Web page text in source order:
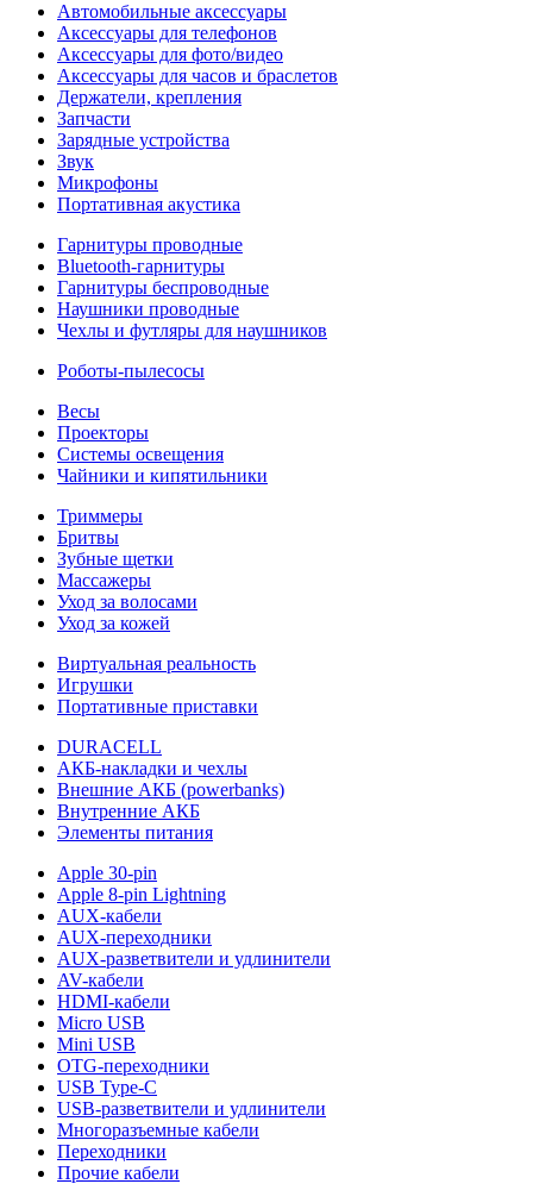
Автомобильные аксессуары
Аксессуары для телефонов
Аксессуары для фото/видео
Аксессуары для часов и браслетов
Держатели, крепления
Запчасти
Зарядные устройства
Звук
Микрофоны
Портативная акустика
Гарнитуры проводные
Bluetooth-гарнитуры
Гарнитуры беспроводные
Наушники проводные
Чехлы и футляры для наушников
Роботы-пылесосы
Весы
Проекторы
Системы освещения
Чайники и кипятильники
Триммеры
Бритвы
Зубные щетки
Массажеры
Уход за волосами
Уход за кожей
Виртуальная реальность
Игрушки
Портативные приставки
DURACELL
АКБ-накладки и чехлы
Внешние АКБ (powerbanks)
Внутренние АКБ
Элементы питания
Apple 30-pin
Apple 8-pin Lightning
AUX-кабели
AUX-переходники
AUX-разветвители и удлинители
AV-кабели
HDMI-кабели
Micro USB
Mini USB
OTG-переходники
USB Type-C
USB-разветвители и удлинители
Многоразъемные кабели
Переходники
Прочие кабели